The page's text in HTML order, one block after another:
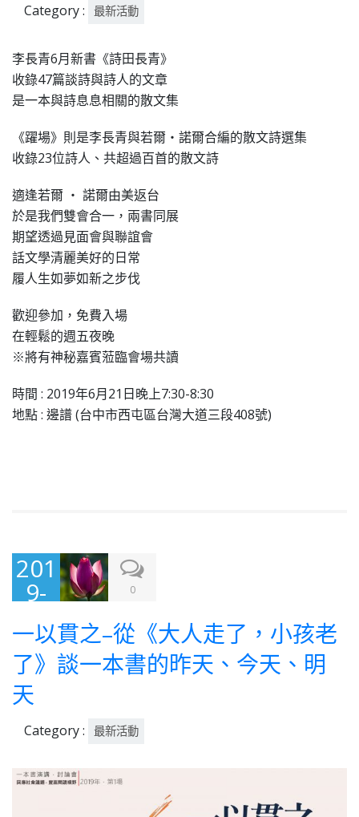
Category : 最新活動
李長青6月新書《詩田長青》
收錄47篇談詩與詩人的文章
是一本與詩息息相關的散文集
《躍場》則是李長青與若爾‧諾爾合編的散文詩選集
收錄23位詩人、共超過百首的散文詩
適逢若爾 ‧ 諾爾由美返台
於是我們雙會合一，兩書同展
期望透過見面會與聯誼會
話文學清麗美好的日常
履人生如夢如新之步伐
歡迎參加，免費入場
在輕鬆的週五夜晚
※將有神秘嘉賓蒞臨會場共讀
時間 : 2019年6月21日晚上7:30-8:30
地點 : 邊譜 (台中市西屯區台灣大道三段408號)
201
9-
05-
21
0
一以貫之–從《大人走了，小孩老
了》談一本書的昨天、今天、明
天
Category : 最新活動